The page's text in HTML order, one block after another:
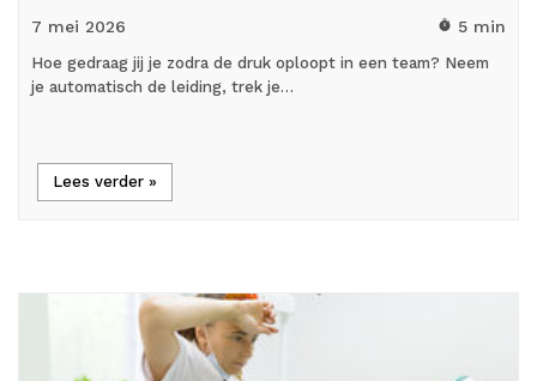
7 mei 2026 timer 5 min
Hoe gedraag jij je zodra de druk oploopt in een team? Neem
je automatisch de leiding, trek je…
Lees verder »